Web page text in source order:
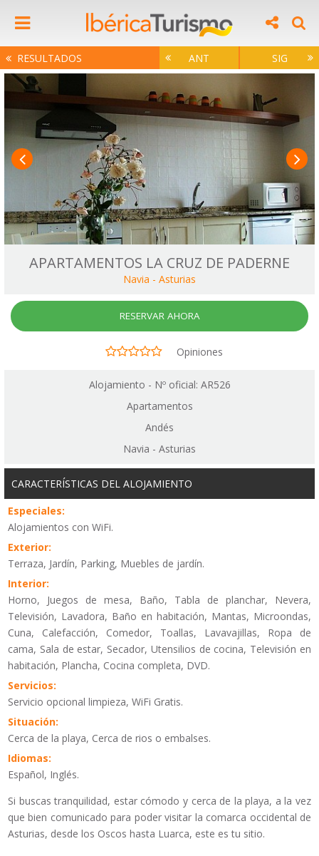
RESULTADOS ANT SIG
APARTAMENTOS LA CRUZ DE PADERNE
Navia - Asturias
RESERVAR AHORA
Opiniones
Alojamiento - Nº oficial: AR526
Apartamentos
Andés
Navia - Asturias
CARACTERÍSTICAS DEL ALOJAMIENTO
Especiales:
Alojamientos con WiFi.
Exterior:
Terraza, Jardín, Parking, Muebles de jardín.
Interior:
Horno, Juegos de mesa, Baño, Tabla de planchar, Nevera,
Televisión, Lavadora, Baño en habitación, Mantas, Microondas,
Cuna, Calefacción, Comedor, Toallas, Lavavajillas, Ropa de
cama, Sala de estar, Secador, Utensilios de cocina, Televisión en
habitación, Plancha, Cocina completa, DVD.
Servicios:
Servicio opcional limpieza, WiFi Gratis.
Situación:
Cerca de la playa, Cerca de rios o embalses.
Idiomas:
Español, Inglés.
Si buscas tranquilidad, estar cómodo y cerca de la playa, a la vez
que bien comunicado para poder visitar la comarca occidental de
Asturias, desde los Oscos hasta Luarca, este es tu sitio.